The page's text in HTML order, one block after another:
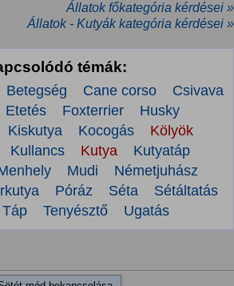
Állatok főkategória kérdései »
Állatok - Kutyák kategória kérdései »
témák:
Betegség Cane corso
Csivava
Etetés Foxterrier
Husky
Kiskutya Kocogás
Kölyök
Kullancs Kutya
Kutyatáp
Mudi
Németjuhász
Póráz Séta
Sétáltatás
Táp Tenyésztő Ugatás